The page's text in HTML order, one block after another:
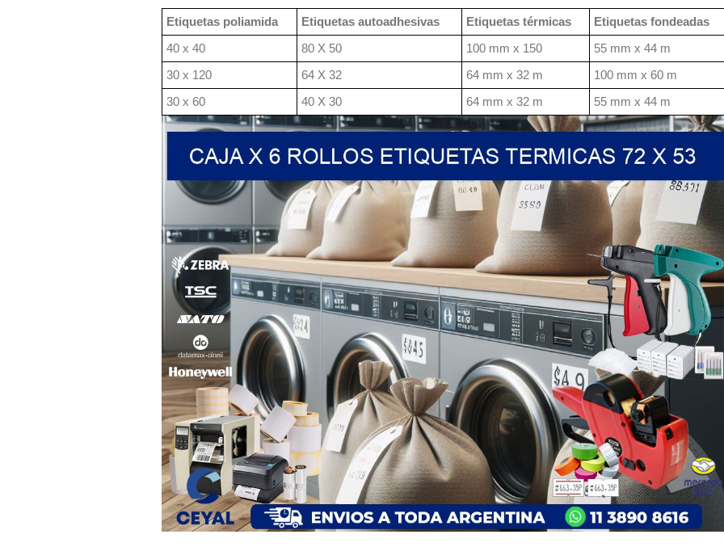
Etiquetas poliamida Etiquetas autoadhesivas Etiquetas térmicas
Etiquetas fondeadas
40 x 40
80 X 50 100 mm x 150
55 mm x 44 m
30 x 120
64 X 32 64 mm x 32 m
100 mm x 60 m
30 x 60
40 X 30 64 mm x 32 m 55 mm x 44 m